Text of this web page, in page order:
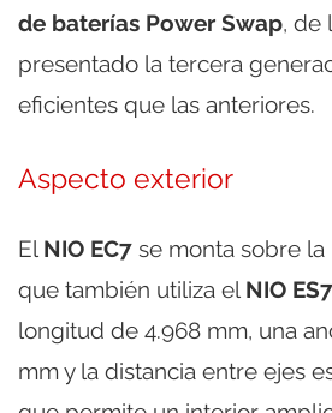
de baterías Power Swap, de
presentado la tercera
eficientes que las anteriores.
Aspecto exterior
El NIO EC7 se monta sobre
que también utiliza el NIO ES7
longitud de 4.968 mm, una
mm y la distancia entre ejes